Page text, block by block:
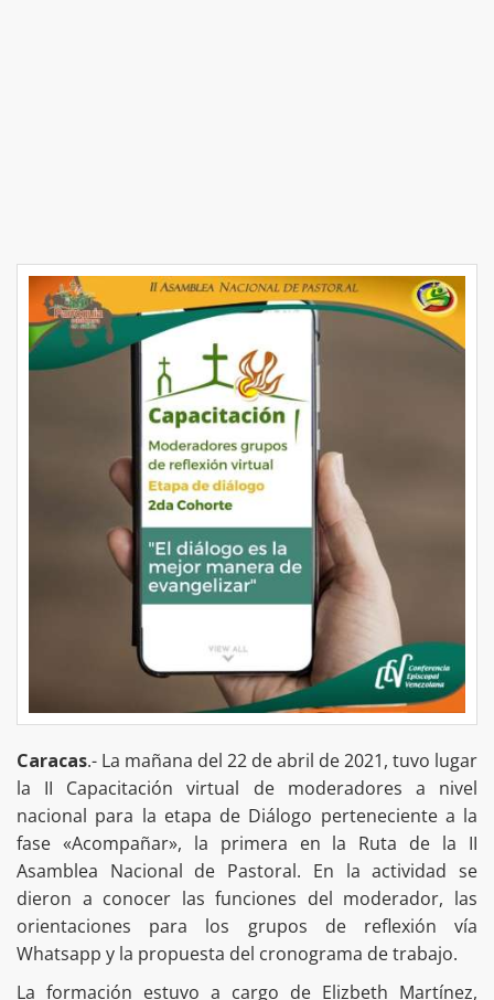
Caracas.- La mañana del 22 de abril de 2021, tuvo lugar
la II Capacitación virtual de moderadores a nivel
nacional para la etapa de Diálogo perteneciente a la
fase «Acompañar», la primera en la Ruta de la II
Asamblea Nacional de Pastoral. En la actividad se
dieron a conocer las funciones del moderador, las
orientaciones para los grupos de reflexión vía
Whatsapp y la propuesta del cronograma de trabajo.
La formación estuvo a cargo de Elizbeth Martínez,